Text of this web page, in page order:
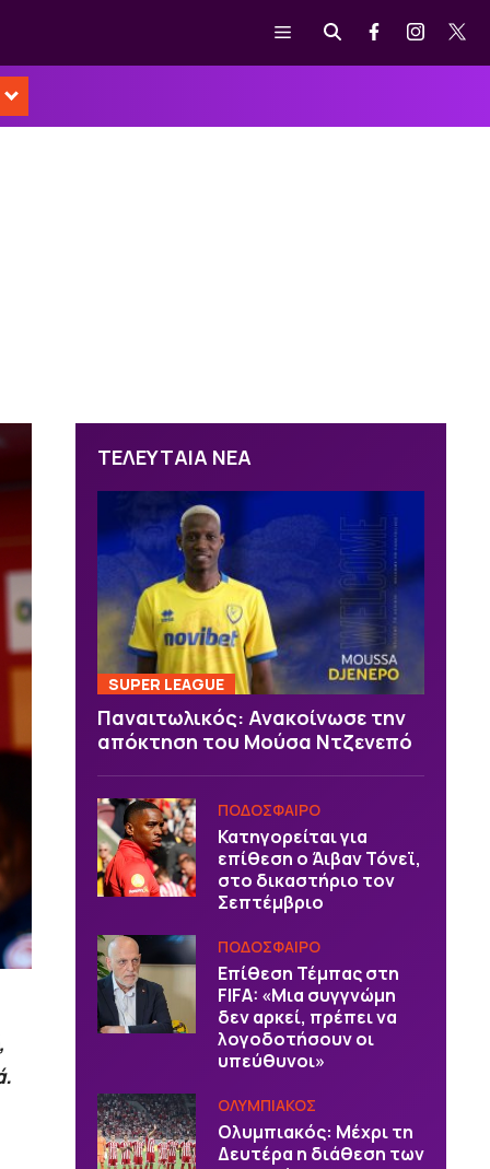
Μενού
ΤΕΛΕΥΤΑΙΑ ΝΕΑ
SUPER LEAGUE
Παναιτωλικός: Ανακοίνωσε την
απόκτηση του Μούσα Ντζενεπό
ΠΟΔΟΣΦΑΙΡΟ
Κατηγορείται για
επίθεση ο Άιβαν Τόνεϊ,
στο δικαστήριο τον
Σεπτέμβριο
ΠΟΔΟΣΦΑΙΡΟ
Επίθεση Τέμπας στη
FIFA: «Μια συγγνώμη
δεν αρκεί, πρέπει να
λογοδοτήσουν οι
υπεύθυνοι»
ΟΛΥΜΠΙΑΚΟΣ
Ολυμπιακός: Μέχρι τη
Δευτέρα η διάθεση των